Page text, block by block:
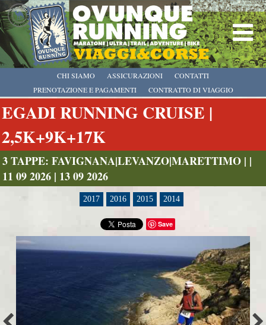
CHI SIAMO
PRENOTAZIONE E PAGAMENTI
CONTRATTO DI VIAGGIO
ASSICURAZIONI CONTATTI
EGADI RUNNING CRUISE |
2,5K+9K+17K
3 TAPPE: FAVIGNANA|LEVANZO|MARETTIMO | |
11 09 2026 | 13 09 2026
2017 2016 2015 2014
Save